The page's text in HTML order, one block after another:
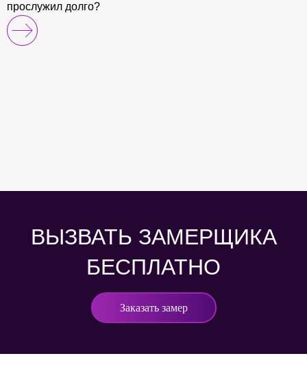
прослужил долго?
ВЫЗВАТЬ ЗАМЕРЩИКА
БЕСПЛАТНО
Заказать замер